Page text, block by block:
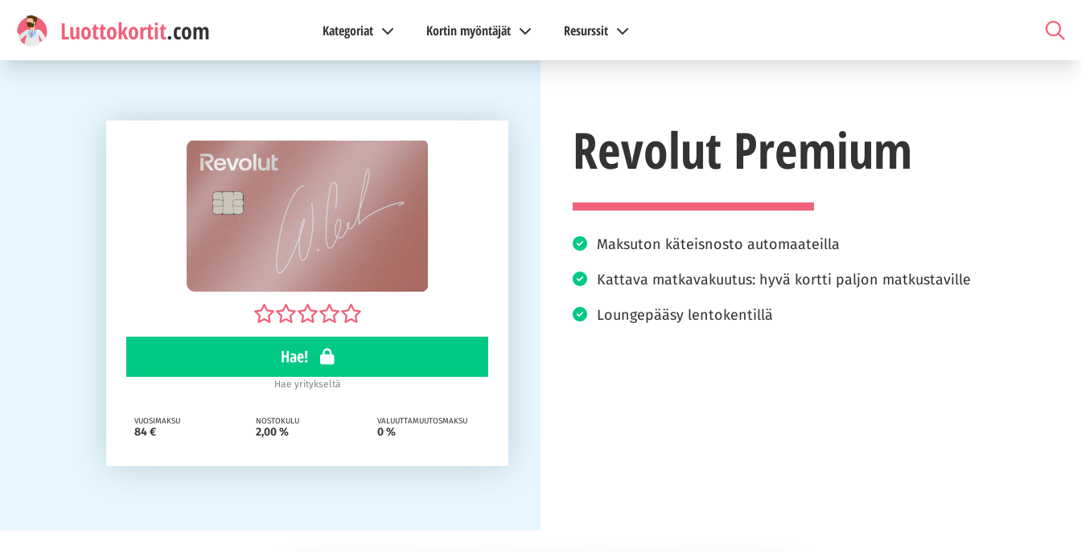
Luottokortit.com Kategoriat Kortin myöntäjät Resurssit
Hae!
Hae yritykseltä
VUOSIMAKSU
84 €
NOSTOKULU
2,00 %
VALUUTTAMUUTOSMAKSU
0 %
Revolut Premium
Maksuton käteisnosto automaateilla
Kattava matkavakuutus: hyvä kortti paljon matkustaville
Loungepääsy lentokentillä